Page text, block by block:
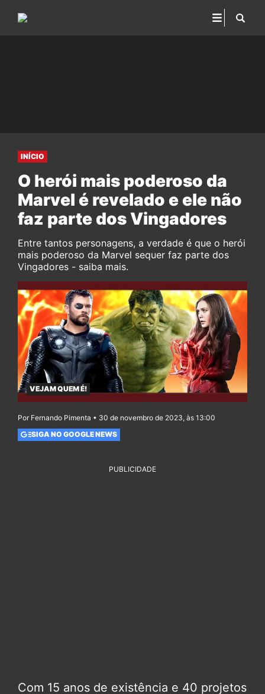
INÍCIO
O herói mais poderoso da
Marvel é revelado e ele não
faz parte dos Vingadores
Entre tantos personagens, a verdade é que o herói
mais poderoso da Marvel sequer faz parte dos
Vingadores - saiba mais.
VEJAM QUEM É!
Por Fernando Pimenta • 30 de novembro de 2023, às 13:00
SIGA NO GOOGLE NEWS
PUBLICIDADE
Com 15 anos de existência e 40 projetos